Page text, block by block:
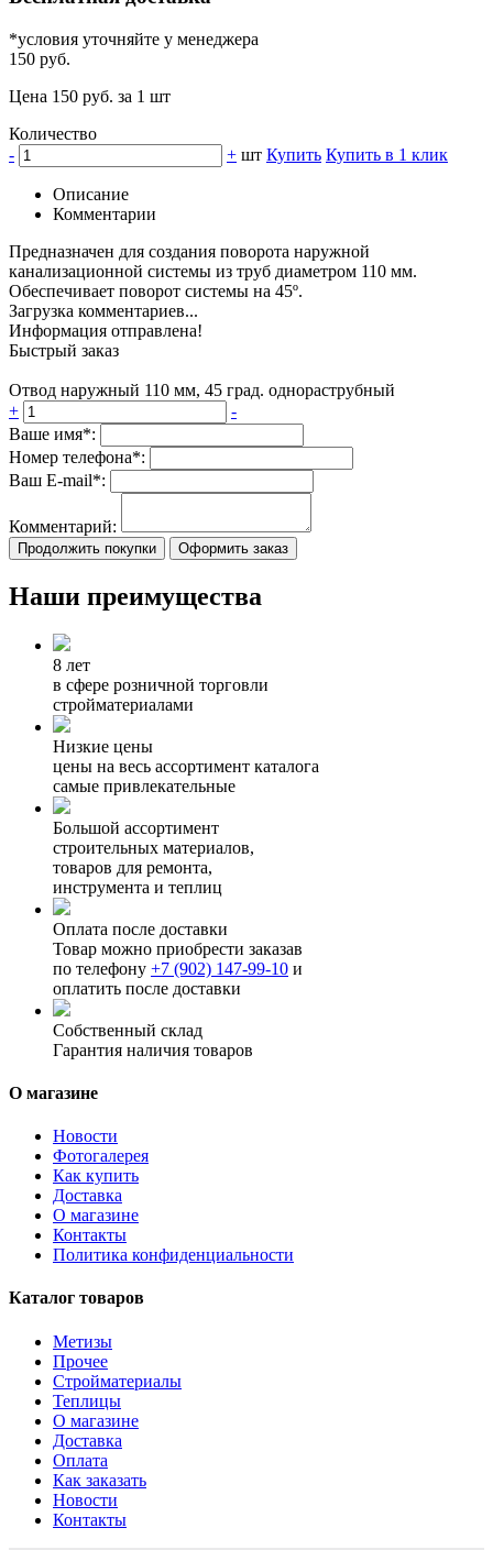
*условия уточняйте у менеджера
150 руб.
Цена 150 руб. за 1 шт
Количество
-
+ шт Купить Купить в 1 клик
Описание
Комментарии
Предназначен для создания поворота наружной
канализационной системы из труб диаметром 110 мм.
Обеспечивает поворот системы на 45º.
Загрузка комментариев...
Информация отправлена!
Быстрый заказ
Отвод наружный 110 мм, 45 град. однораструбный
+
-
Ваше имя*:
Номер телефона*:
Ваш E-mail*:
Комментарий:
Продолжить покупки Оформить заказ
Наши преимущества
8 лет
в сфере розничной торговли
стройматериалами
Низкие цены
цены на весь ассортимент каталога
самые привлекательные
Большой ассортимент
строительных материалов,
товаров для ремонта,
инструмента и теплиц
Оплата после доставки
Товар можно приобрести заказав
по телефону +7 (902) 147-99-10 и
оплатить после доставки
Собственный склад
Гарантия наличия товаров
О магазине
Новости
Фотогалерея
Как купить
Доставка
О магазине
Контакты
Политика конфиденциальности
Каталог товаров
Метизы
Прочее
Стройматериалы
Теплицы
О магазине
Доставка
Оплата
Как заказать
Новости
Контакты